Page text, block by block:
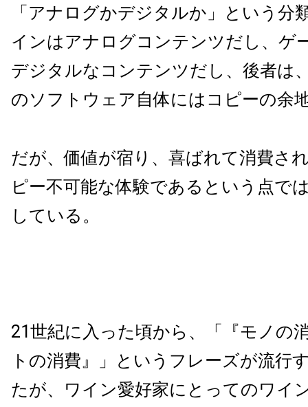
「アナログかデジタルか」という分
インはアナログコンテンツだし、ゲ
デジタルなコンテンツだし、後者は
のソフトウェア自体にはコピーの余
だが、価値が宿り、喜ばれて消費さ
ピー不可能な体験であるという点で
している。
21世紀に入った頃から、「『モノの
トの消費』」というフレーズが流行
たが、ワイン愛好家にとってのワイ